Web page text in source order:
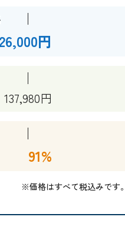
円
137,980円
91%
※価格はすべて税込みです。